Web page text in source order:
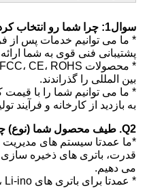
سوال1: چرا شما رو انتخاب کردیم؟
پشتیبانی فنی قوی به شما
بین المللی را گذراندند.
* ما می توانیم شما را با قیمت
به بازدید از کارخانه و فرآیند
Q2. طیف محصول شما (نوع) چیست؟
*ما عمدتا سیستم های مدیریت
قدرت، باتری های ذخیره
می دهیم.
* عمدتا برای باتری های LFP، Li-ino و LTO استفاده می شود.